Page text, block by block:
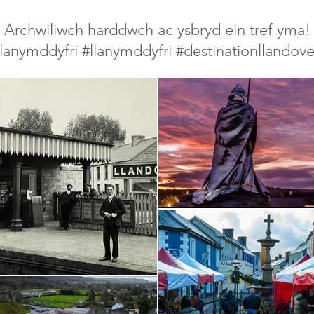
Archwiliwch harddwch ac ysbryd ein tref yma!
#llanymddyfri